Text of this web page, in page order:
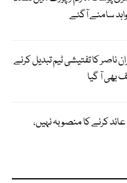
سامنے آگئے
ناصر کا تفتیشی ٹیم تبدیل کرنے
بھی آ گیا
عائد کرنے کا منصوبہ نہیں،